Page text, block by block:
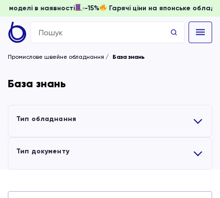
моделі в наявності -15% Гарячі ціни на японське
Search
for:
Промислове швейне обладнання База знань
База знань
Тип обладнання
Усі
Тип документу